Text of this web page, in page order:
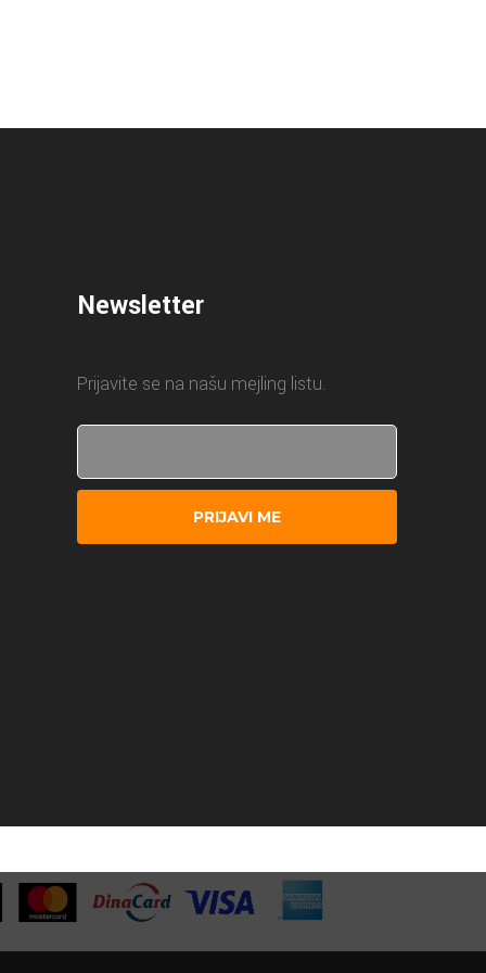
Newsletter
Prijavite se na našu mejling listu.
PRIJAVI ME